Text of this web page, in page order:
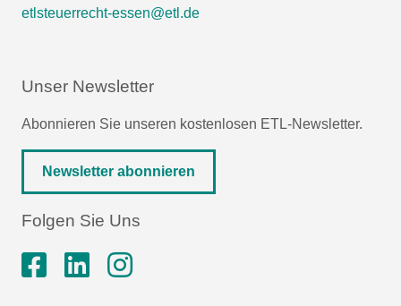
etlsteuerrecht-essen@etl.de
Unser Newsletter
Abonnieren Sie unseren kostenlosen ETL-Newsletter.
Newsletter abonnieren
Folgen Sie Uns